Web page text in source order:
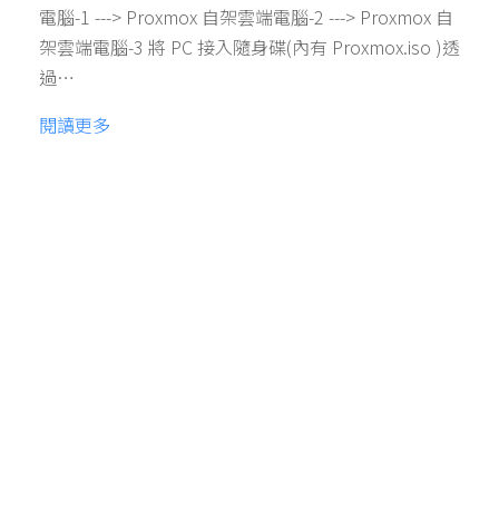
電腦-1 ---> Proxmox 自架雲端電腦-2 ---> Proxmox 自
架雲端電腦-3 將 PC 接入隨身碟(內有 Proxmox.iso )透
過…
閱讀更多